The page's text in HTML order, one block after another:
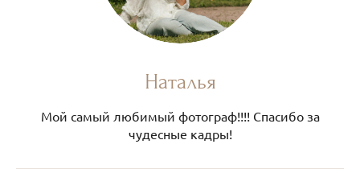
Наталья
Мой самый любимый фотограф!!!! Спасибо за
чудесные кадры!